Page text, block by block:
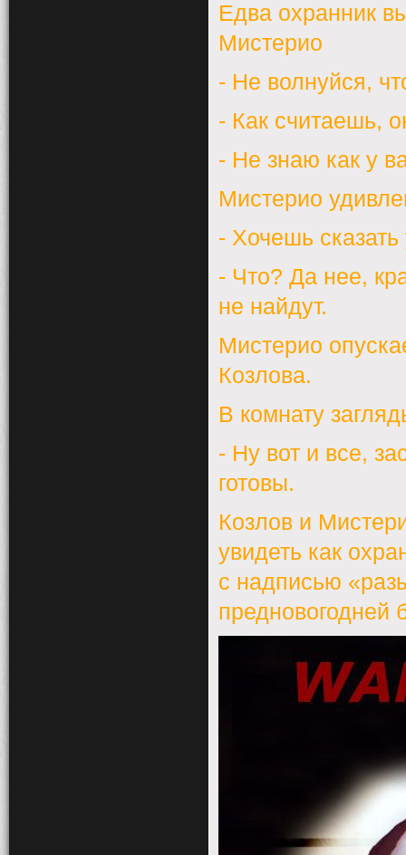
Едва охранник
Мистерио
- Не волнуйся,
- Как считаешь,
- Не знаю как у
Мистерио
- Хочешь
- Что? Да нее,
не найдут.
Мистерио
Козлова.
В комнату
- Ну вот и все,
готовы.
Козлов и
увидеть как
с надписью
предновогодней